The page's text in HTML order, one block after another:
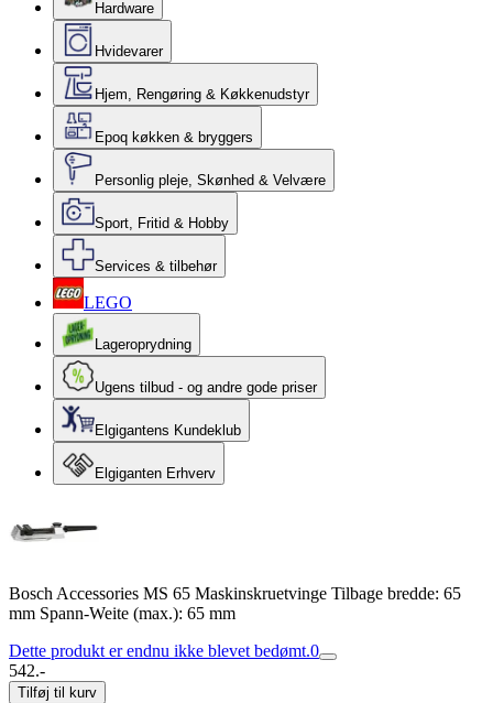
Hardware
Hvidevarer
Hjem, Rengøring & Køkkenudstyr
Epoq køkken & bryggers
Personlig pleje, Skønhed & Velvære
Sport, Fritid & Hobby
Services & tilbehør
LEGO
Lageroprydning
Ugens tilbud - og andre gode priser
Elgigantens Kundeklub
Elgiganten Erhverv
Bosch Accessories MS 65 Maskinskruetvinge Tilbage bredde: 65
mm Spann-Weite (max.): 65 mm
Dette produkt er endnu ikke blevet bedømt.0
542.-
Tilføj til kurv